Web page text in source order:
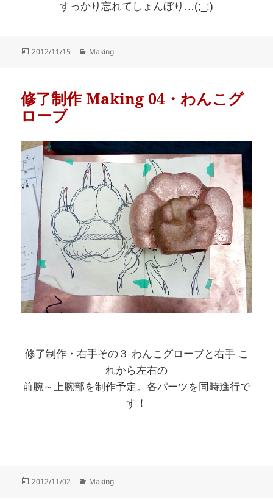
すっかり忘れてしょんぼり…(;_;)
Posted
2012/11/15 Categories
Making
修了制作 Making 04・わんこグ
ローブ
修了制作・右手その３ わんこグローブと右手 こ
れから左右の
前腕～上腕部を制作予定。各パーツを同時進行で
す！
Posted
2012/11/02 Categories
Making